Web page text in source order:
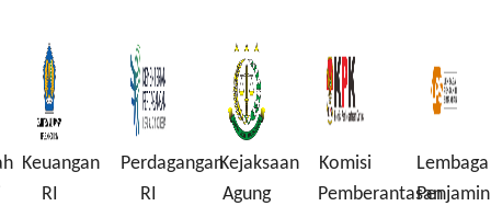
Keuangan
RI
Perdagangan
RI
Kejaksaan
Agung
Komisi
Pemberantasan
Lembaga
Penjamin